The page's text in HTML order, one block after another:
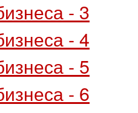
- 3
- 4
- 5
- 6